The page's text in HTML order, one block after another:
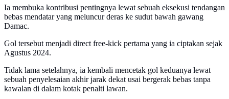
Ia membuka kontribusi pentingnya lewat sebuah eksekusi tendangan
bebas mendatar yang meluncur deras ke sudut bawah gawang
Damac.
Gol tersebut menjadi direct free-kick pertama yang ia ciptakan sejak
Agustus 2024.
Tidak lama setelahnya, ia kembali mencetak gol keduanya lewat
sebuah penyelesaian akhir jarak dekat usai bergerak bebas tanpa
kawalan di dalam kotak penalti lawan.